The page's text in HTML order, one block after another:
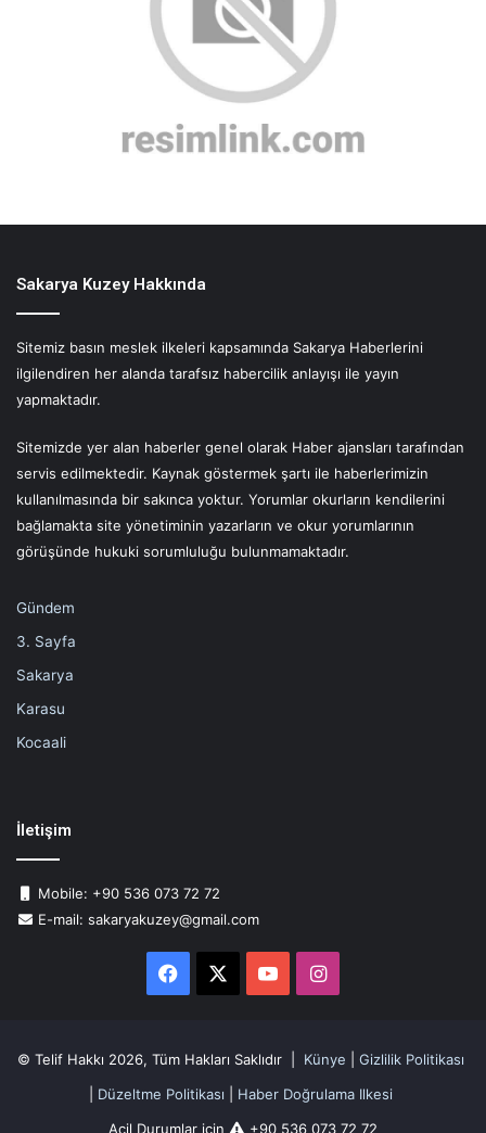
Sakarya Kuzey Hakkında
Sitemiz basın meslek ilkeleri kapsamında Sakarya Haberlerini
ilgilendiren her alanda tarafsız habercilik anlayışı ile yayın
yapmaktadır.
Sitemizde yer alan haberler genel olarak Haber ajansları tarafından
servis edilmektedir. Kaynak göstermek şartı ile haberlerimizin
kullanılmasında bir sakınca yoktur. Yorumlar okurların kendilerini
bağlamakta site yönetiminin yazarların ve okur yorumlarının
görüşünde hukuki sorumluluğu bulunmamaktadır.
Gündem
3. Sayfa
Sakarya
Karasu
Kocaali
İletişim
Mobile: +90 536 073 72 72
E-mail: sakaryakuzey@gmail.com
Facebook YouTubeInstagram
© Telif Hakkı 2026, Tüm Hakları Saklıdır | Künye
Gizlilik Politikası
Düzeltme Politikası
Haber Doğrulama Ilkesi
Acil Durumlar için
+90 536 073 72 72